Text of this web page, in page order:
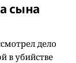
сына
дело
в убийстве